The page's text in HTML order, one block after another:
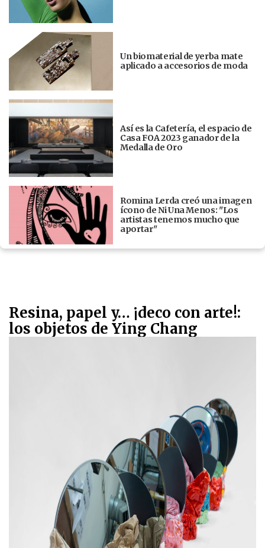
Un biomaterial de yerba mate
aplicado a accesorios de moda
Así es la Cafetería, el espacio de
Casa FOA 2023 ganador de la
Medalla de Oro
Romina Lerda creó una imagen
ícono de Ni Una Menos: "Los
artistas tenemos mucho que
aportar"
Resina, papel y… ¡deco con arte!:
los objetos de Ying Chang